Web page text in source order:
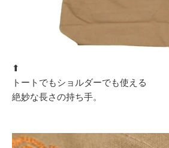
⬆︎
トートでもショルダーでも使える
絶妙な長さの持ち手。